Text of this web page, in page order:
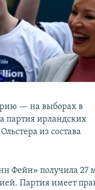
— на выборах в
партия ирландских
из состава
Фейн» получила 27
Партия имеет